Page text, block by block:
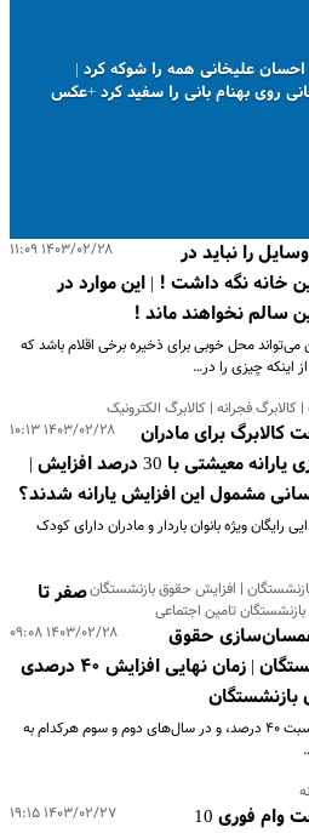
علیخانی همه را شوکه کرد |
روی بهنام بانی را سفید کرد +عکس
۱۴۰۳/۰۲/۲۸ ۱۱:۰۹
را نباید در
خانه‌ نگه داشت ! | این موارد در
سالم نخواهند ماند !
می‌تواند محل خوبی برای ذخیره برخی اقلام باشد که
اینکه چیزی را در…
| کالابرگ فجرانه | کالابرگ الکترونیک
۱۴۰۳/۰۲/۲۸ ۱۰:۱۳
کالابرگ برای مادران
| واریزی یارانه معیشتی با 30 درصد افزایش |
مشمول این افزایش یارانه شدند؟
توزیع ۲۷۰ بسته غذایی رایگان ویژه بانوان باردار و مادران دارای کودک
| افزایش حقوق بازنشستگان
تامین اجتماعی
۱۴۰۳/۰۲/۲۸ ۰۹:۰۸
صفر تا
حقوق
بازنشستگان | زمان نهایی افزایش ۴۰ درصدی
همسان سازی مستمری در سال اول به نسبت ۴۰ درصد، و در سال‌های دوم و سوم هرکدام به
۱۴۰۳/۰۲/۲۷ ۱۹:۱۵
پرداخت وام فوری 10